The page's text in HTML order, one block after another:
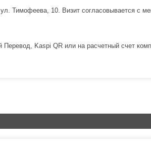
Тимофеева, 10. Визит согласовывается с
Kaspi QR или на расчетный счет